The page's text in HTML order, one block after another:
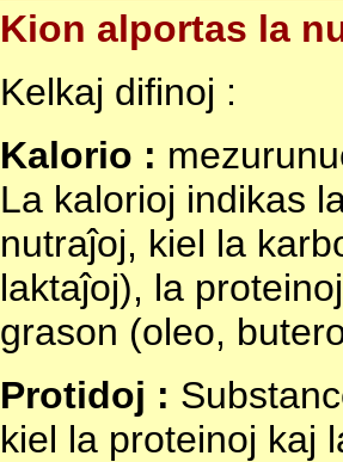
Kion alportas la
Kelkaj difinoj :
Kalorio :
La kalorioj indikas
nutraĵoj, kiel la
laktaĵoj), la
grason (oleo,
Protidoj :
kiel la proteinoj kaj